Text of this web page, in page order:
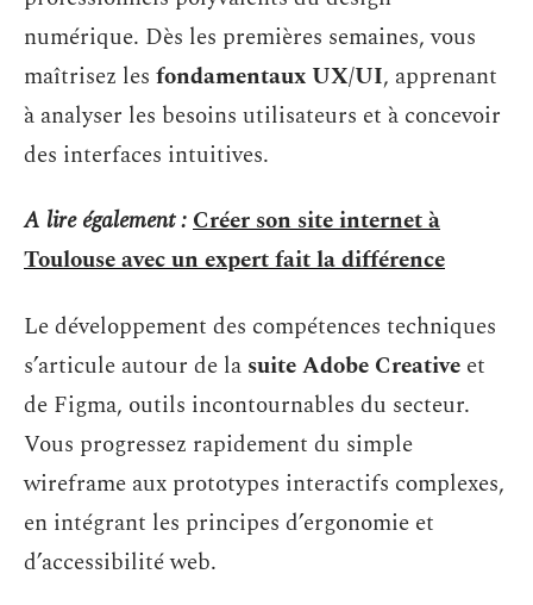
numérique. Dès les premières semaines, vous
maîtrisez les fondamentaux UX/UI, apprenant
à analyser les besoins utilisateurs et à concevoir
des interfaces intuitives.
A lire également :Créer son site internet à
Toulouse avec un expert fait la différence
Le développement des compétences techniques
s’articule autour de la suite Adobe Creative et
de Figma, outils incontournables du secteur.
Vous progressez rapidement du simple
wireframe aux prototypes interactifs complexes,
en intégrant les principes d’ergonomie et
d’accessibilité web.